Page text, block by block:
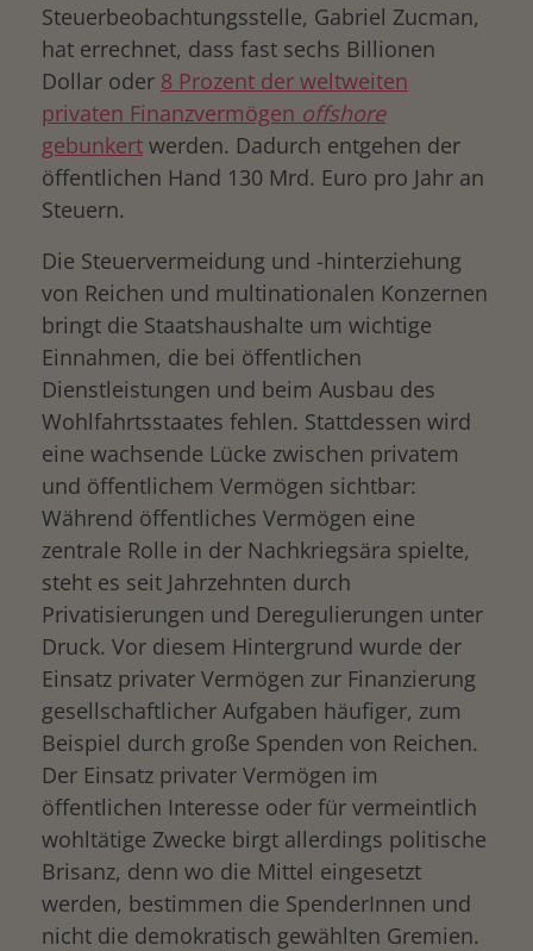
Steuerbeobachtungsstelle, Gabriel Zucman,
hat errechnet, dass fast sechs Billionen
Dollar oder 8 Prozent der weltweiten
privaten Finanzvermögen offshore
gebunkert werden. Dadurch entgehen der
öffentlichen Hand 130 Mrd. Euro pro Jahr an
Steuern.
Die Steuervermeidung und -hinterziehung
von Reichen und multinationalen Konzernen
bringt die Staatshaushalte um wichtige
Einnahmen, die bei öffentlichen
Dienstleistungen und beim Ausbau des
Wohlfahrtsstaates fehlen. Stattdessen wird
eine wachsende Lücke zwischen privatem
und öffentlichem Vermögen sichtbar:
Während öffentliches Vermögen eine
zentrale Rolle in der Nachkriegsära spielte,
steht es seit Jahrzehnten durch
Privatisierungen und Deregulierungen unter
Druck. Vor diesem Hintergrund wurde der
Einsatz privater Vermögen zur Finanzierung
gesellschaftlicher Aufgaben häufiger, zum
Beispiel durch große Spenden von Reichen.
Der Einsatz privater Vermögen im
öffentlichen Interesse oder für vermeintlich
wohltätige Zwecke birgt allerdings politische
Brisanz, denn wo die Mittel eingesetzt
werden, bestimmen die SpenderInnen und
nicht die demokratisch gewählten Gremien.